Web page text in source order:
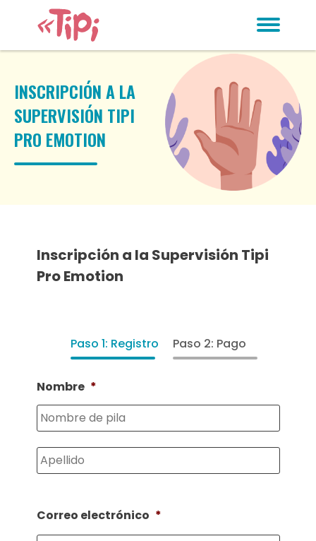
INSCRIPCIÓN A LA
SUPERVISIÓN TIPI
PRO EMOTION
Inscripción a la Supervisión Tipi
Pro Emotion
Paso 1: Registro Paso 2: Pago
Nombre *
Correo electrónico *